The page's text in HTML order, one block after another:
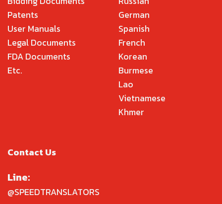
Patents
User Manuals
Legal Documents
FDA Documents
Etc.
German
Spanish
French
Korean
Burmese
Lao
Vietnamese
Khmer
Contact Us
Line:
@SPEEDTRANSLATORS